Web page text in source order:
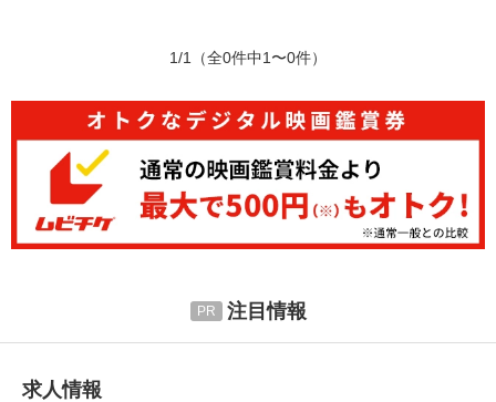
1/1 （全0件中1〜0件）
注目情報
求人情報